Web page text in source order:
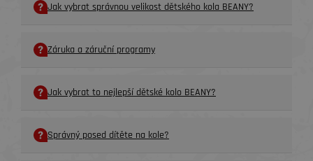
Jak vybrat správnou velikost dětského kola BEANY?
Záruka a záruční programy
Jak vybrat to nejlepší dětské kolo BEANY?
Správný posed dítěte na kole?